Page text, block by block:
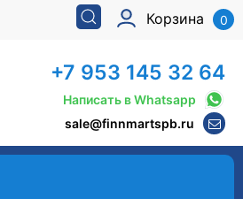
Корзина 0
+7 953 145 32 64
Написать в Whatsapp
sale@finnmartspb.ru